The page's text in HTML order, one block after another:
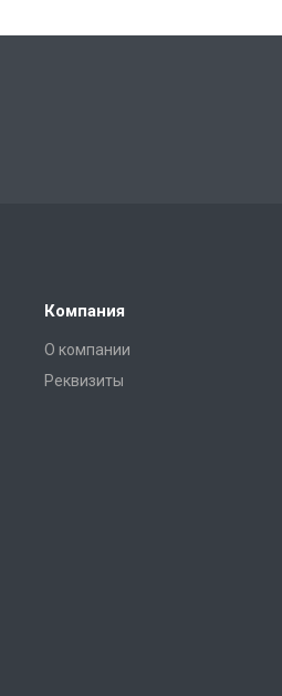
Компания
О компании
Реквизиты